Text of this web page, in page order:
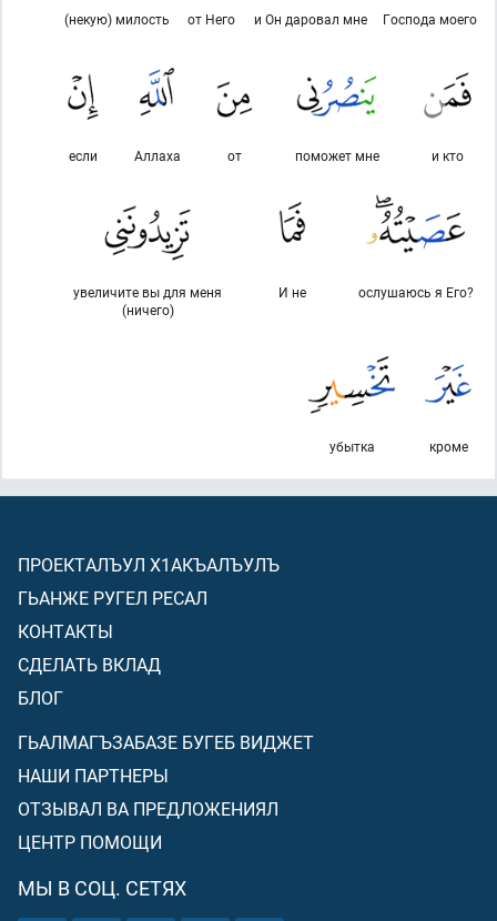
Господа моего
и Он даровал мне
от Него
(некую) милость
и кто
поможет мне
от
Аллаха
если
ослушаюсь я Его?
И не
увеличите вы для меня
(ничего)
кроме
убытка
ПРОЕКТАЛЪУЛ Х1АКЪАЛЪУЛЪ
ГЬАНЖЕ РУГЕЛ РЕСАЛ
КОНТАКТЫ
СДЕЛАТЬ ВКЛАД
БЛОГ
ГЬАЛМАГЪЗАБАЗЕ БУГЕБ ВИДЖЕТ
НАШИ ПАРТНЕРЫ
ОТЗЫВАЛ ВА ПРЕДЛОЖЕНИЯЛ
ЦЕНТР ПОМОЩИ
МЫ В СОЦ. СЕТЯХ